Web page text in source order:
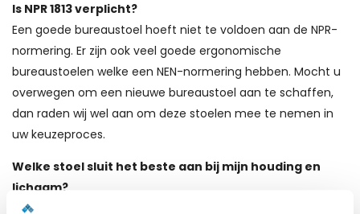
Is NPR 1813 verplicht?
Een goede bureaustoel hoeft niet te voldoen aan de NPR-
normering. Er zijn ook veel goede ergonomische
bureaustoelen welke een NEN-normering hebben. Mocht u
overwegen om een nieuwe bureaustoel aan te schaffen,
dan raden wij wel aan om deze stoelen mee te nemen in
uw keuzeproces.
Welke stoel sluit het beste aan bij mijn houding en
lichaam?
Het kiezen van de juiste bureaustoel is niet altijd even